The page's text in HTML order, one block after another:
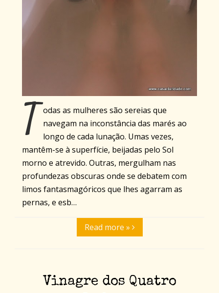
T odas as mulheres são sereias que
navegam na inconstância das marés ao
longo de cada lunação. Umas vezes,
mantêm-se à superfície, beijadas pelo Sol
morno e atrevido. Outras, mergulham nas
profundezas obscuras onde se debatem com
limos fantasmagóricos que lhes agarram as
pernas, e esb…
Read more »
Vinagre dos Quatro